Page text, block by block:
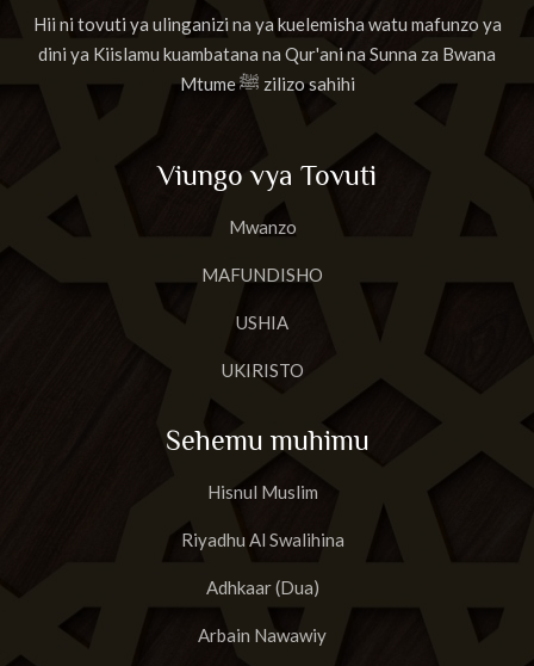
Hii ni tovuti ya ulinganizi na ya kuelemisha watu mafunzo ya
dini ya Kiislamu kuambatana na Qur'ani na Sunna za Bwana
Mtume ﷺ zilizo sahihi
Viungo vya Tovuti
Mwanzo
MAFUNDISHO
USHIA
UKIRISTO
Sehemu muhimu
Hisnul Muslim
Riyadhu Al Swalihina
Adhkaar (Dua)
Arbain Nawawiy